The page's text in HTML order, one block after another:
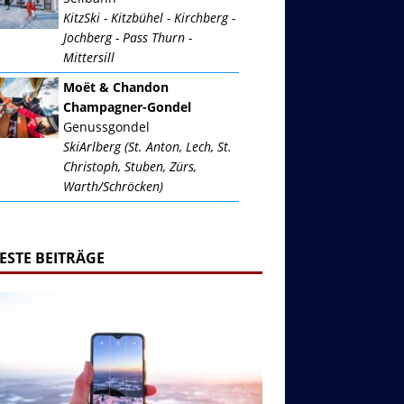
KitzSki - Kitzbühel - Kirchberg -
Jochberg - Pass Thurn -
Mittersill
Moët & Chandon
Champagner-Gondel
Genussgondel
SkiArlberg (St. Anton, Lech, St.
Christoph, Stuben, Zürs,
Warth/Schröcken)
BEITRÄGE